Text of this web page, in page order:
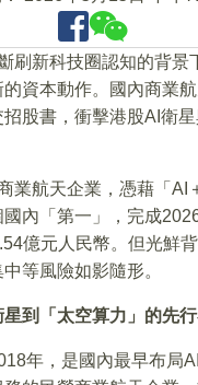
刷新科技圈認知的背景
資本動作。國內商業
股書，衝擊港股AI衛
業航天企業，憑藉「AI
內「第一」，完成
億元人民幣。但光鮮背
等風險如影隨形。
到「太空算力」的先
年，是國內最早布局